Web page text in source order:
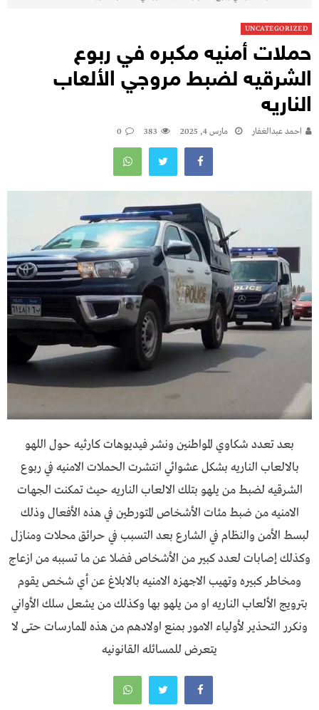
UNCATEGORIZED
حملات أمنيه مكبره في ربوع
الشرقيه لضبط مروجي الألعاب
الناريه
احمد عبدالغفار مارس 4, 2025 383
0
بعد تعدد شكاوي المواطنين ونشر فيديوهات كارثيه حول اللهو
بالالعاب الناريه بشكل عشوائي انتشرت الحملات الامنيه في ربوع
الشرقيه لضبط من يلهو بتلك الالعاب الناريه حيث تمكنت الجهات
الامنيه من ضبط مئات الأشخاص المتورطين في هذه الأفعال وذلك
لبسط الأمن والنظام في الشارع بعد التسبب في حرائق محلات ومنازل
وكذلك إصابات لعدد كبير من الأشخاص فضلا عن ما تسببه من ازعاج
ومخاطر كبيره وتهيب الاجهزه الامنيه بالابلاغ عن أي شخص يقوم
بترويج الألعاب الناريه او من يلهو بها وكذلك من يشعل سلك الأواني
ونكرر التحذير لأولياء الامور بمنع اولادهم من هذه الممارسات حتى لا
يتعرض للمسائله القانونيه